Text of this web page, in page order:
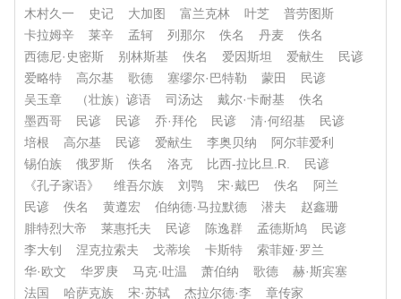
木村久一
史记 大加图 富兰克林 叶芝
普劳图斯
卡拉姆辛
莱辛 孟轲 列那尔 佚名 丹麦
佚名
西德尼·史密斯
别林斯基 佚名 爱因斯坦 爱献生
民谚
爱略特
高尔基 歌德 塞缪尔·巴特勒 蒙田
民谚
吴玉章
（壮族）谚语 司汤达 戴尔·卡耐基
佚名
墨西哥
民谚 民谚 乔·拜伦 民谚 清·何绍基
民谚
培根
高尔基 民谚 爱献生 李奥贝纳
阿尔菲爱利
锡伯族
俄罗斯 佚名 洛克 比西-拉比旦.R.
民谚
《孔子家语》
维吾尔族 刘鹗 宋·戴巴 佚名
阿兰
民谚
佚名 黄遵宏 伯纳德·马拉默德 潜夫
赵鑫珊
腓特烈大帝
莱惠托夫 民谚 陈逸群 孟德斯鸠
民谚
李大钊
涅克拉索夫 戈蒂埃 卡斯特
索菲娅·罗兰
华·欧文
华罗庚 马克·吐温 萧伯纳 歌德
赫·斯宾塞
法国
哈萨克族 宋·苏轼 杰拉尔德·李 章传家